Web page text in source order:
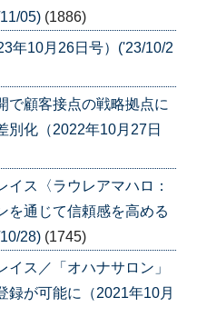
05) (1886)
年10月26日号）('23/10/2
で顧客接点の戦略拠点に
別化（2022年10月27日
ス〈ラウレアマハロ：
を通じて信頼感を高める
28) (1745)
ス／「オハナサロン」
録が可能に（2021年10月